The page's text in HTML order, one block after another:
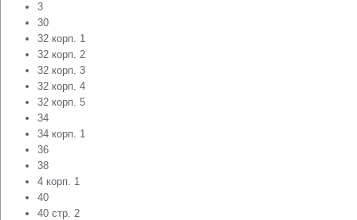
3
30
32 корп. 1
32 корп. 2
32 корп. 3
32 корп. 4
32 корп. 5
34
34 корп. 1
36
38
4 корп. 1
40
40 стр. 2